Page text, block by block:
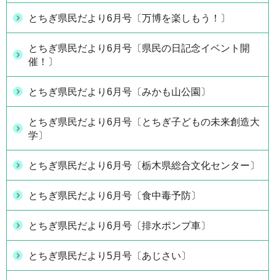
とちぎ県民だより6月号〔万博を楽しもう！〕
とちぎ県民だより6月号〔県民の日記念イベント開
催！〕
とちぎ県民だより6月号〔みかも山公園〕
とちぎ県民だより6月号〔とちぎ子どもの未来創造大
学〕
とちぎ県民だより6月号〔栃木県総合文化センター〕
とちぎ県民だより6月号〔食中毒予防〕
とちぎ県民だより6月号〔排水ポンプ車〕
とちぎ県民だより5月号〔あじさい〕